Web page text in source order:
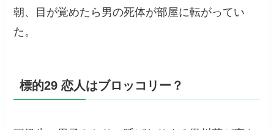
朝、目が覚めたら男の死体が部屋に転がってい
た。
標的29 恋人はブロッコリー？